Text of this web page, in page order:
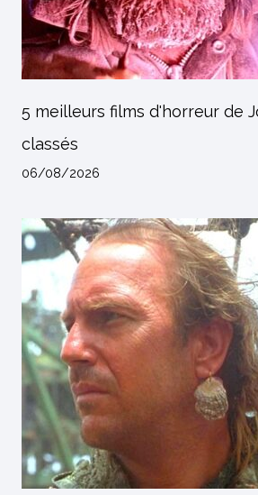
5 meilleurs films d'horreur de
classés
06/08/2026